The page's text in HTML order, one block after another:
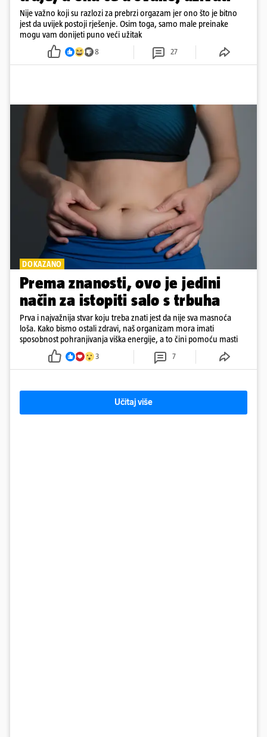
Nije važno koji su razlozi za prebrzi orgazam jer ono što je bitno
jest da uvijek postoji rješenje. Osim toga, samo male preinake
mogu vam donijeti puno veći užitak
8 27
DOKAZANO
Prema znanosti, ovo je jedini
način za istopiti salo s trbuha
Prva i najvažnija stvar koju treba znati jest da nije sva masnoća
loša. Kako bismo ostali zdravi, naš organizam mora imati
sposobnost pohranjivanja viška energije, a to čini pomoću masti
3 7
Učitaj više